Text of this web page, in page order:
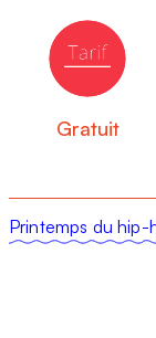
Gratuit
Printemps du